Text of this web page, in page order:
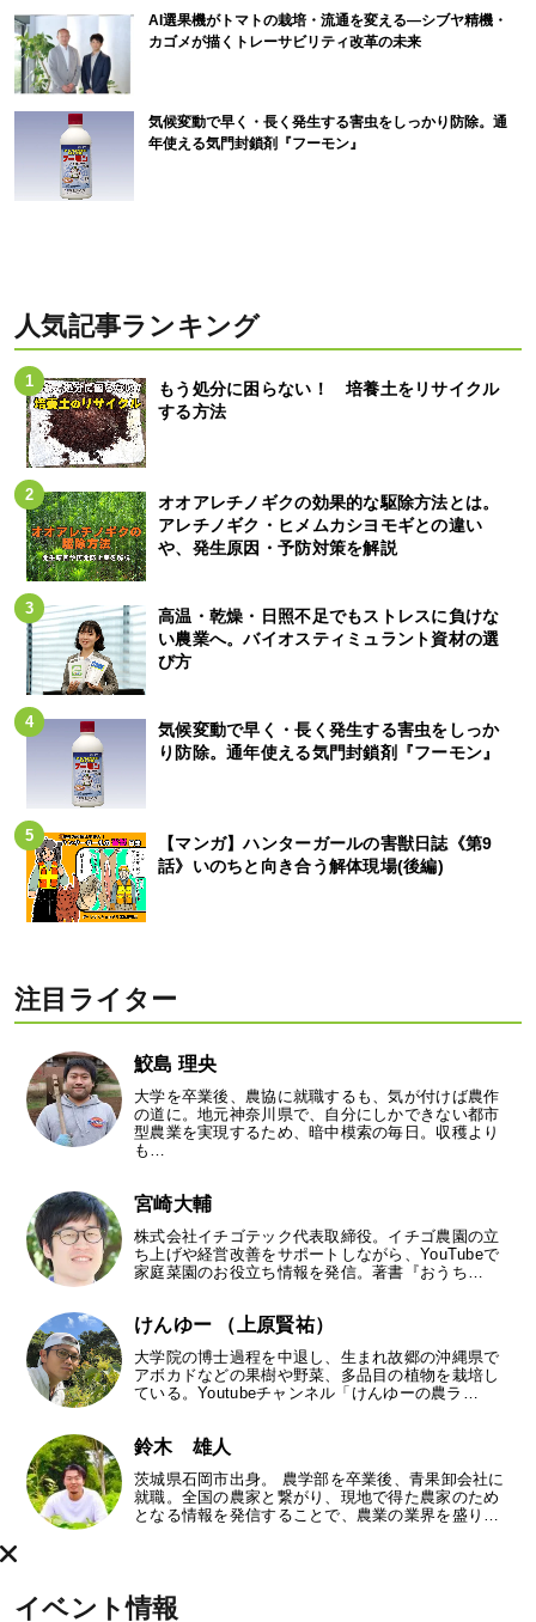
AI選果機がトマトの栽培・流通を変える―シブヤ精機・
カゴメが描くトレーサビリティ改革の未来
気候変動で早く・長く発生する害虫をしっかり防除。通
年使える気門封鎖剤『フーモン』
人気記事ランキング
もう処分に困らない！ 培養土をリサイクル
する方法
オオアレチノギクの効果的な駆除方法とは。
アレチノギク・ヒメムカシヨモギとの違い
や、発生原因・予防対策を解説
高温・乾燥・日照不足でもストレスに負けな
い農業へ。バイオスティミュラント資材の選
び方
気候変動で早く・長く発生する害虫をしっか
り防除。通年使える気門封鎖剤『フーモン』
【マンガ】ハンターガールの害獣日誌《第9
話》いのちと向き合う解体現場(後編)
注目ライター
鮫島 理央
大学を卒業後、農協に就職するも、気が付けば農作
の道に。地元神奈川県で、自分にしかできない都市
型農業を実現するため、暗中模索の毎日。収穫より
も…
宮崎大輔
株式会社イチゴテック代表取締役。イチゴ農園の立
ち上げや経営改善をサポートしながら、YouTubeで
家庭菜園のお役立ち情報を発信。著書『おうち…
けんゆー （上原賢祐）
大学院の博士過程を中退し、生まれ故郷の沖縄県で
アボカドなどの果樹や野菜、多品目の植物を栽培し
ている。Youtubeチャンネル「けんゆーの農ラ…
鈴木 雄人
茨城県石岡市出身。 農学部を卒業後、青果卸会社に
就職。全国の農家と繋がり、現地で得た農家のため
となる情報を発信することで、農業の業界を盛り…
イベント情報